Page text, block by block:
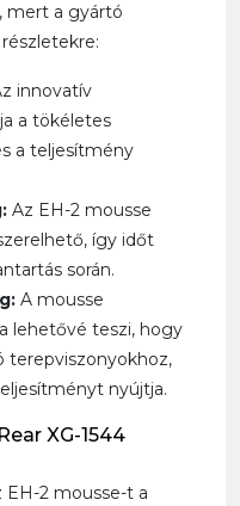
mert a gyártó
innovatív
a tökéletes
a teljesítmény
Az EH-2 mousse
így időt
során.
A mousse
lehetővé teszi, hogy
terepviszonyokhoz,
nyújtja.
XG-1544
EH-2 mousse-t a